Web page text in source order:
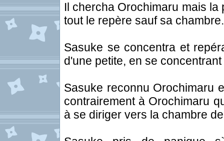
Il chercha Orochimaru mais
tout le repère sauf sa chambre.
Sasuke se concentra et
d'une petite, en se
Sasuke reconnu Orochimaru
contrairement à Orochimaru
à se diriger vers la chambre